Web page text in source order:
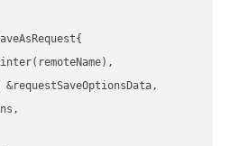
&requestSaveOptionsData,